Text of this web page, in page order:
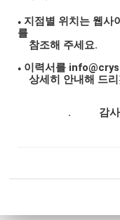
● 지점별 위치는 웹사
를
참조해 주세요.
● ​​ ​이력서를
상세히 안내해 드
. 감사합